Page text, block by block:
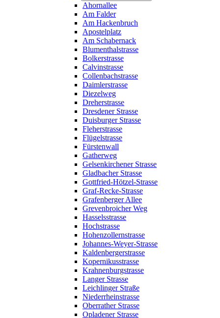
Ahornallee
Am Falder
Am Hackenbruch
Apostelplatz
Am Schabernack
Blumenthalstrasse
Bolkerstrasse
Calvinstrasse
Collenbachstrasse
Daimlerstrasse
Diezelweg
Dreherstrasse
Dresdener Strasse
Duisburger Strasse
Fleherstrasse
Flügelstrasse
Fürstenwall
Gatherweg
Gelsenkirchener Strasse
Gladbacher Strasse
Gottfried-Hötzel-Strasse
Graf-Recke-Strasse
Grafenberger Allee
Grevenbroicher Weg
Hasselsstrasse
Hochstrasse
Hohenzollernstrasse
Johannes-Weyer-Strasse
Kaldenbergerstrasse
Kopernikusstrasse
Krahnenburgstrasse
Langer Strasse
Leichlinger Straße
Niederrheinstrasse
Oberrather Strasse
Opladener Strasse